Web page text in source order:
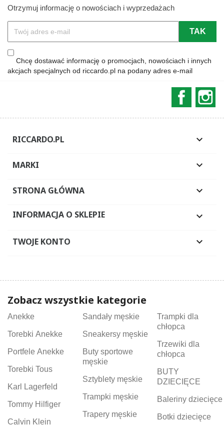
Otrzymuj informację o nowościach i wyprzedażach
Chcę dostawać informację o promocjach, nowościach i innych
akcjach specjalnych od riccardo.pl na podany adres e-mail
RICCARDO.PL 
MARKI 
STRONA GŁÓWNA 
INFORMACJA O SKLEPIE 
TWOJE KONTO 
Zobacz wszystkie kategorie
Anekke
Torebki Anekke
Portfele Anekke
Torebki Tous
Karl Lagerfeld
Tommy Hilfiger
Calvin Klein
Sandały męskie
Sneakersy męskie
Buty sportowe
męskie
Sztyblety męskie
Trampki męskie
Trapery męskie
Trampki dla
chłopca
Trzewiki dla
chłopca
BUTY
DZIECIĘCE
Baleriny dziecięce
Botki dziecięce